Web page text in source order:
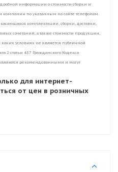
информации о стоимости сборки и
компании по указанным на сайте телефонам.
комплектации, сборки, доставки,
сочетаний, а также стоимости продукции,
условиях не является публичной
2 статьи 437 Гражданского Кодекса
рекомендованными и могут
для интернет-
от цен в розничных